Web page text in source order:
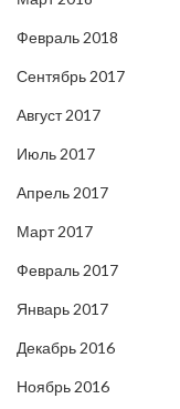
Февраль 2018
Сентябрь 2017
Август 2017
Июль 2017
Апрель 2017
Март 2017
Февраль 2017
Январь 2017
Декабрь 2016
Ноябрь 2016